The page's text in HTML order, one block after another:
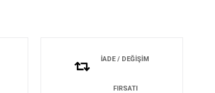
İADE / DEĞİŞİM
FIRSATI